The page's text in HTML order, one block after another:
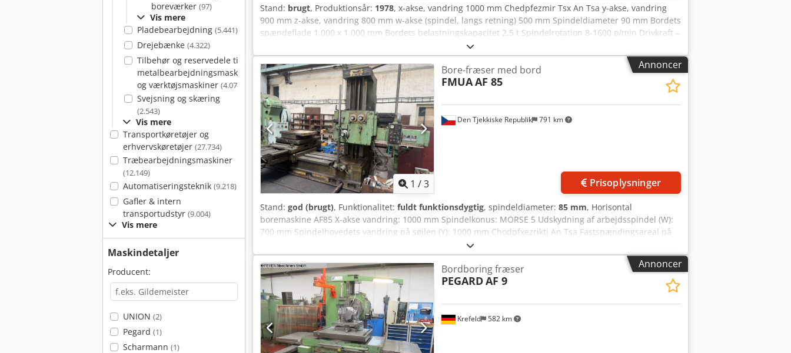
boreværker (97)
Vis mere
Pladebearbejdning (5.441)
Drejebænke (4.322)
Tilbehør og reservedele til
metalbearbejdningsmaskiner
og værktøjsmaskiner (4.078)
Svejsning og skæring
(2.543)
Vis mere
Transportkøretøjer og
erhvervskøretøjer (27.734)
Træbearbejdningsmaskiner
(12.149)
Automatiseringsteknik (9.218)
Gafler & intern
transportudstyr (9.004)
Vis mere
Maskindetaljer
Producent:
UNION (2)
Pegard (1)
Scharmann (1)
Stand: brugt, Produktionsår: 1978, x-akse, vandring 1000 mm Chedpfezmir Tsx An Tsa y-akse, vandring
900 mm z-akse, vandring 800 mm w-akse (spindel, langs retning) 500 mm Spindeldiameter 90 mm Bordets
spændeflade 1.000 x 1.000 mm Bordets belastningskapacitet 2,5 t Spindelrotation 8-1600 o/min Drivkraft –
fræsespindel 11 kW Værktøjsopsætning SK 40 | Styring Heidenhain TNC 407 Dimensioner (L x B x H) 4,5 x
3,25 x 3,0 m Maskinvægt ca. 8 t brugt bordboremaskine. CNC Heidenhain TNC 407 eftermonteret -
forskelligt værktøjsopsætning - drejebord, motoriseret - kølevæskeanlæg
Annoncer
1 /3
Den Tjekkiske Republik 791 km
Bore-fræser med bord
FMUAAF 85
Prisoplysninger
Stand: god (brugt), Funktionalitet: fuldt funktionsdygtig, spindeldiameter: 85 mm, Horisontal
boremaskine AF85 X-akse vandring: 1000 mm Spindelkonus: MORSE 5 Udskydning af arbejdsspindel (W):
700 mm Spindelhovedets vandring på søjlen (Y): 1000 mm Chodpfxezriktj An Tsa Fastspændingsareal på
bordet: 900 x 1100 mm Effekt af hovedelektromotor: 11 kW Inkl. monteringsplade, hoved og støtte.
Annoncer
Krefeld 582 km
Bordboring fræser
PEGARDAF 9